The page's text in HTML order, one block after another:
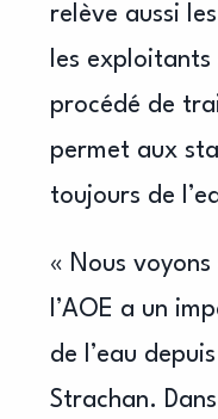
relève aussi
les
procédé de
permet aux
toujours de
« Nous
l’AOE a un
de l’eau
Strachan.